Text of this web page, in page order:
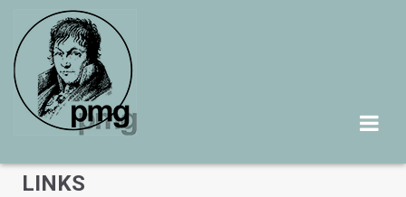
content
LINKS